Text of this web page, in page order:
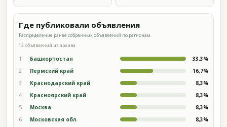
Где публиковали объявления
Распределение ранее собранных объявлений по регионам.
12 объявлений из архива
1 Башкортостан 33,3%
2 Пермский край 16,7%
3 Краснодарский край 8,3%
4 Красноярский край 8,3%
5 Москва 8,3%
6 Московская обл. 8,3%